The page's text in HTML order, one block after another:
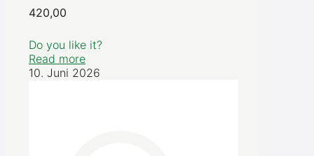
420,00
Do you like it?
Read more
10. Juni 2026